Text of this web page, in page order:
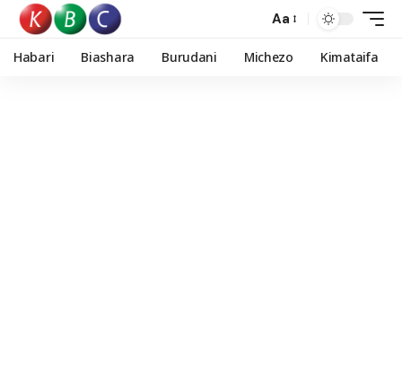
Aa
Habari Biashara Burudani Michezo Kimataifa